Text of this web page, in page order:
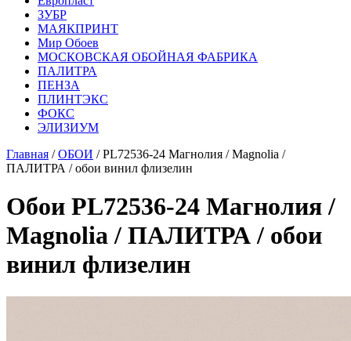
ЗУБР
МАЯКПРИНТ
Мир Обоев
МОСКОВСКАЯ ОБОЙНАЯ ФАБРИКА
ПАЛИТРА
ПЕНЗА
ПЛИНТЭКС
ФОКС
ЭЛИЗИУМ
Главная /ОБОИ / PL72536-24 Магнолия / Magnolia /
ПАЛИТРА / обои винил флизелин
Обои PL72536-24 Магнолия /
Magnolia / ПАЛИТРА / обои
винил флизелин